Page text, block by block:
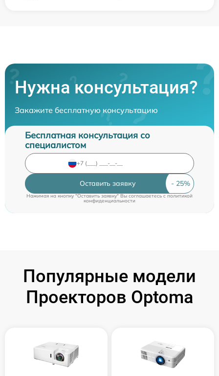
Нужна консультация?
Закажите бесплатную консультацию
Бесплатная консультация со
специалистом
Оставить заявку
Нажимая на кнопку "Оставить заявку" Вы соглашаетесь cполитикой
конфиденциальности
Популярные модели
Проекторов Optoma